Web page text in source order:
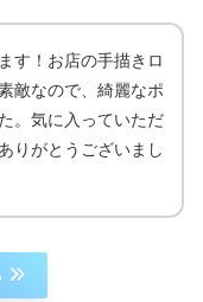
す！お店の手描きロ
敵なので、綺麗なポ
。気に入っていただ
りがとうございまし